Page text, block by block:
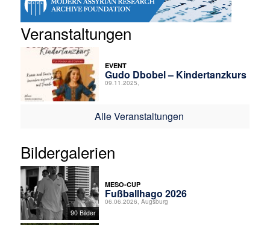
Veranstaltungen
EVENT
Gudo Dbobel – Kindertanzkurs
09.11.2025,
Alle Veranstaltungen
Bildergalerien
90 Bilder
MESO-CUP
Fußballhago 2026
06.06.2026, Augsburg